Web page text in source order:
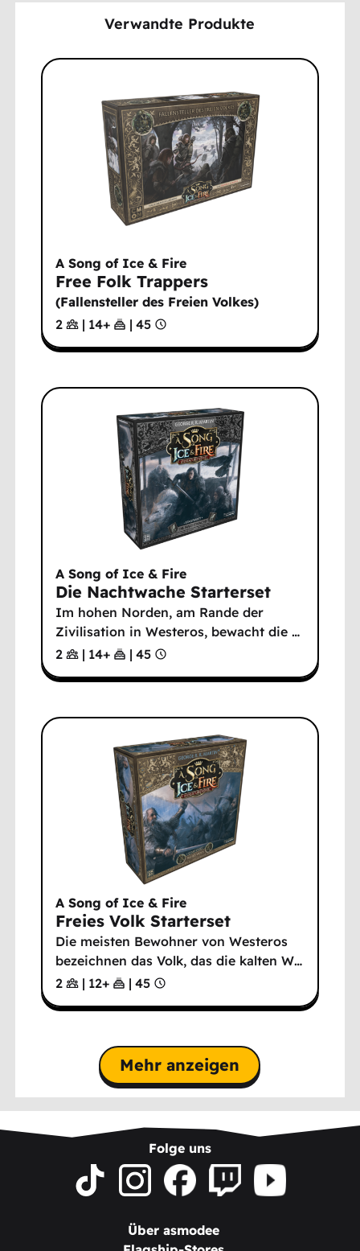
Verwandte Produkte
A Song of Ice & Fire
Free Folk Trappers
(Fallensteller des Freien Volkes)
2
| 14+ | 45
A Song of Ice & Fire
Die Nachtwache Starterset
Im hohen Norden, am Rande der
Zivilisation in Westeros, bewacht die…
2
| 14+ | 45
A Song of Ice & Fire
Freies Volk Starterset
Die meisten Bewohner von Westeros
bezeichnen das Volk, das die kalten W…
2
| 12+ | 45
Mehr anzeigen
Folge uns
Über asmodee